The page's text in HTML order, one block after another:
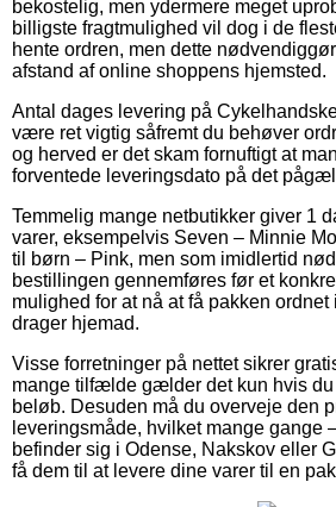
bekostelig, men ydermere meget
billigste fragtmulighed vil dog i de
hente ordren, men dette
afstand af online shoppens hjemsted.
Antal dages levering på
være ret vigtig såfremt du behøver
og herved er det skam fornuftigt at
forventede leveringsdato på det
Temmelig mange netbutikker giver 1
varer, eksempelvis Seven – Minnie
til børn – Pink, men som imidlertid
bestillingen gennemføres før et
mulighed for at nå at få pakken
drager hjemad.
Visse forretninger på nettet sikrer
mange tilfælde gælder det kun hvis du
beløb. Desuden må du overveje den
leveringsmåde, hvilket mange gange
befinder sig i Odense, Nakskov eller
få dem til at levere dine varer til en